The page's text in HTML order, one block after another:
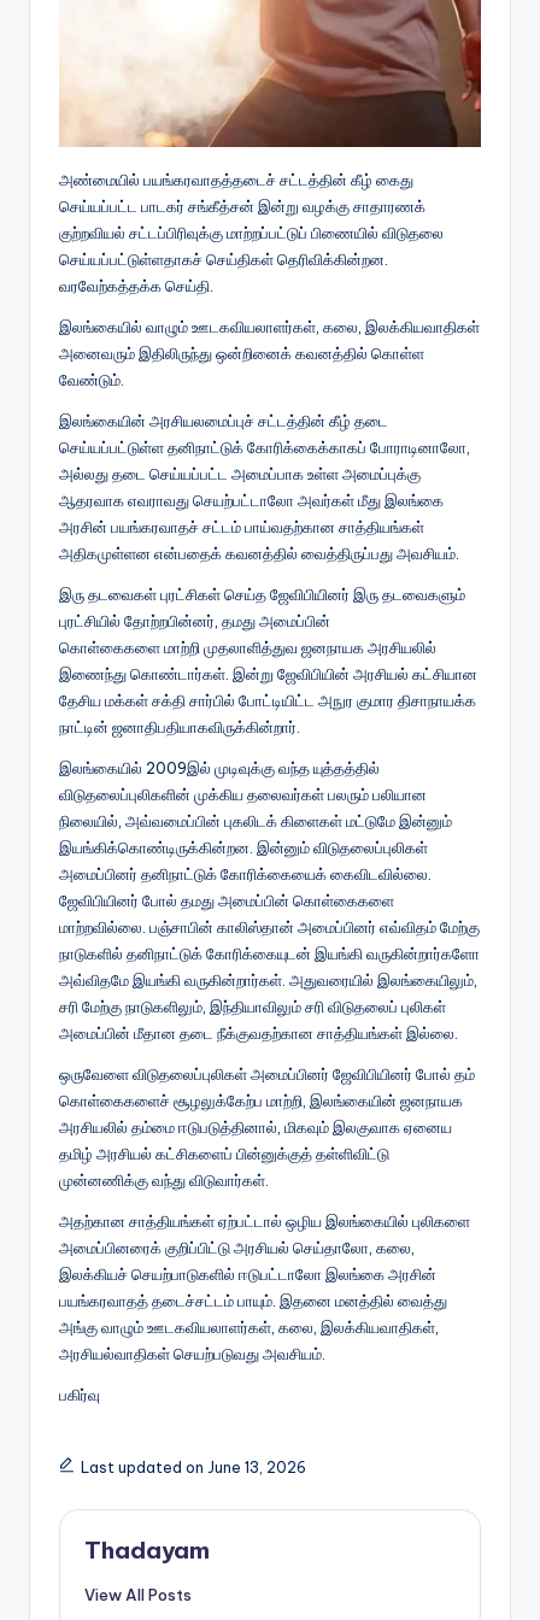
அண்மையில் பயங்கரவாதத்தடைச் சட்டத்தின் கீழ் கைது
செய்யப்பட்ட பாடகர் சங்கீத்சன் இன்று வழக்கு சாதாரணக்
குற்றவியல் சட்டப்பிரிவுக்கு மாற்றப்பட்டுப் பிணையில் விடுதலை
செய்யப்பட்டுள்ளதாகச் செய்திகள் தெரிவிக்கின்றன.
வரவேற்கத்தக்க செய்தி.
இலங்கையில் வாழும் ஊடகவியலாளர்கள், கலை, இலக்கியவாதிகள்
அனைவரும் இதிலிருந்து ஒன்றினைக் கவனத்தில் கொள்ள
வேண்டும்.
இலங்கையின் அரசியலமைப்புச் சட்டத்தின் கீழ் தடை
செய்யப்பட்டுள்ள தனிநாட்டுக் கோரிக்கைக்காகப் போராடினாலோ,
அல்லது தடை செய்யப்பட்ட அமைப்பாக உள்ள அமைப்புக்கு
ஆதரவாக எவராவது செயற்பட்டாலோ அவர்கள் மீது இலங்கை
அரசின் பயங்கரவாதச் சட்டம் பாய்வதற்கான சாத்தியங்கள்
அதிகமுள்ளன என்பதைக் கவனத்தில் வைத்திருப்பது அவசியம்.
இரு தடவைகள் புரட்சிகள் செய்த ஜேவிபியினர் இரு தடவைகளும்
புரட்சியில் தோற்றபின்னர், தமது அமைப்பின்
கொள்கைகளை மாற்றி முதலாளித்துவ ஜனநாயக அரசியலில்
இணைந்து கொண்டார்கள். இன்று ஜேவிபியின் அரசியல் கட்சியான
தேசிய மக்கள் சக்தி சார்பில் போட்டியிட்ட அநுர குமார திசாநாயக்க
நாட்டின் ஜனாதிபதியாகவிருக்கின்றார்.
இலங்கையில் 2009இல் முடிவுக்கு வந்த யுத்தத்தில்
விடுதலைப்புலிகளின் முக்கிய தலைவர்கள் பலரும் பலியான
நிலையில், அவ்வமைப்பின் புகலிடக் கிளைகள் மட்டுமே இன்னும்
இயங்கிக்கொண்டிருக்கின்றன. இன்னும் விடுதலைப்புலிகள்
அமைப்பினர் தனிநாட்டுக் கோரிக்கையைக் கைவிடவில்லை.
ஜேவிபியினர் போல் தமது அமைப்பின் கொள்கைகளை
மாற்றவில்லை. பஞ்சாபின் காலிஸ்தான் அமைப்பினர் எவ்விதம் மேற்கு
நாடுகளில் தனிநாட்டுக் கோரிக்கையுடன் இயங்கி வருகின்றார்களோ
அவ்விதமே இயங்கி வருகின்றார்கள். அதுவரையில் இலங்கையிலும்,
சரி மேற்கு நாடுகளிலும், இந்தியாவிலும் சரி விடுதலைப் புலிகள்
அமைப்பின் மீதான தடை நீக்குவதற்கான சாத்தியங்கள் இல்லை.
ஒருவேளை விடுதலைப்புலிகள் அமைப்பினர் ஜேவிபியினர் போல் தம்
கொள்கைகளைச் சூழலுக்கேற்ப மாற்றி, இலங்கையின் ஜனநாயக
அரசியலில் தம்மை ஈடுபடுத்தினால், மிகவும் இலகுவாக ஏனைய
தமிழ் அரசியல் கட்சிகளைப் பின்னுக்குத் தள்ளிவிட்டு
முன்னணிக்கு வந்து விடுவார்கள்.
அதற்கான சாத்தியங்கள் ஏற்பட்டால் ஒழிய இலங்கையில் புலிகளை
அமைப்பினரைக் குறிப்பிட்டு அரசியல் செய்தாலோ, கலை,
இலக்கியச் செயற்பாடுகளில் ஈடுபட்டாலோ இலங்கை அரசின்
பயங்கரவாதத் தடைச்சட்டம் பாயும். இதனை மனத்தில் வைத்து
அங்கு வாழும் ஊடகவியலாளர்கள், கலை, இலக்கியவாதிகள்,
அரசியல்வாதிகள் செயற்படுவது அவசியம்.
பகிர்வு
Last updated on June 13, 2026
Thadayam
View All Posts